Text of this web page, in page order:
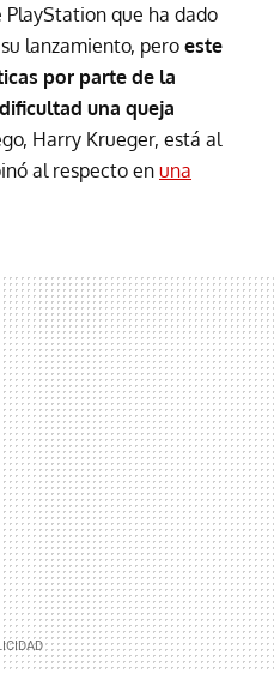
que ha dado
lanzamiento, pero este
por parte de la
una queja
Harry Krueger, está al
al respecto en una